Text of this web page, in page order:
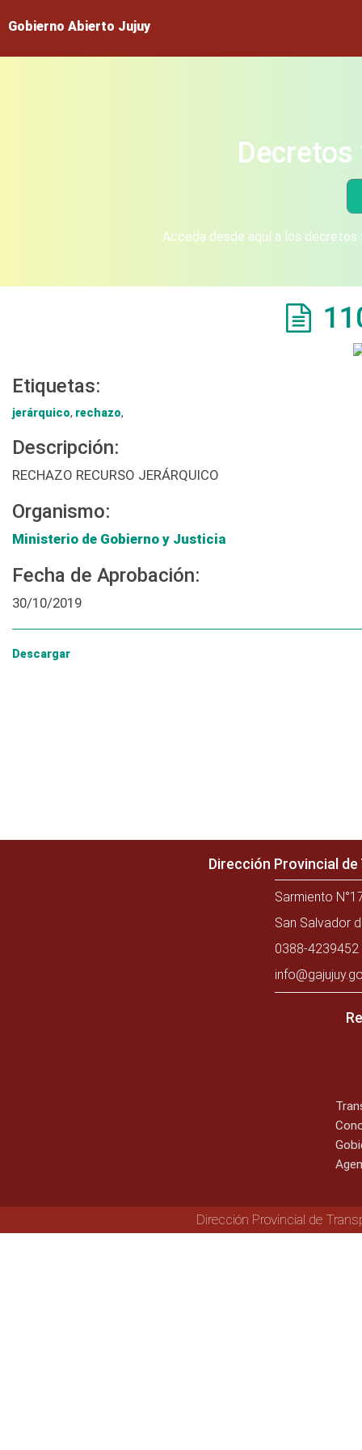
Gobierno Abierto Jujuy
Acceda desde aquí a los
Etiquetas:
jerárquico, rechazo,
Descripción:
RECHAZO RECURSO JERÁRQUICO
Organismo:
Ministerio de Gobierno y Justicia
Fecha de Aprobación:
30/10/2019
Descargar
Dirección Provincial
Sarmiento
San Salvador
0388-
Dirección Provincial de